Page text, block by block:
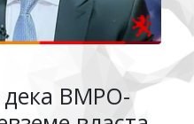
дека ВМРО-